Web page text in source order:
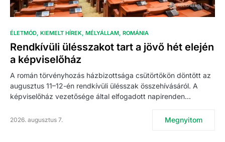
ÉLETMÓD KIEMELT HÍREK MÉLYÁLLAM ROMÁNIA
Rendkívüli ülésszakot tart a jövő hét elején
a képviselőház
A román törvényhozás házbizottsága csütörtökön döntött az
augusztus 11–12-én rendkívüli ülésszak összehívásáról. A
képviselőház vezetősége által elfogadott napirenden…
2026. augusztus 7. Megnyitom